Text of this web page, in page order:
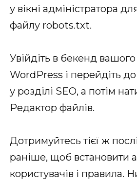
у вікні адміністратора
файлу robots.txt.
Увійдіть в бекенд
WordPress і перейдіть до
у розділі SEO, а потім
Редактор файлів.
Дотримуйтесь тієї ж
раніше, щоб встановити
користувачів і правила.